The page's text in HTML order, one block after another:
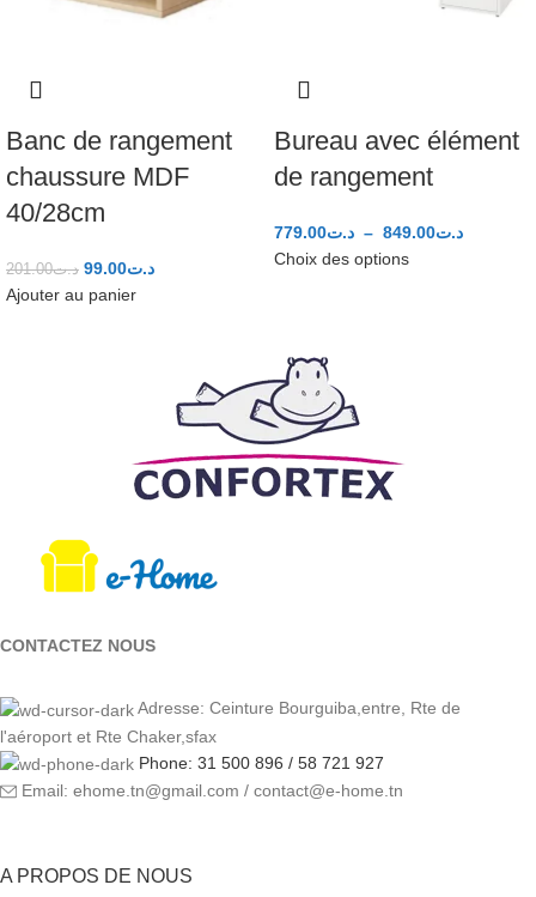
Banc de rangement
chaussure MDF
40/28cm
د.ت201.00 د.ت99.00
Ajouter au panier
Bureau avec élément
de rangement
د.ت779.00 – د.ت849.00
Choix des options
CONTACTEZ NOUS
Adresse: Ceinture Bourguiba,entre, Rte de
l'aéroport et Rte Chaker,sfax
Phone: 31 500 896 / 58 721 927
Email: ehome.tn@gmail.com / contact@e-home.tn
A PROPOS DE NOUS